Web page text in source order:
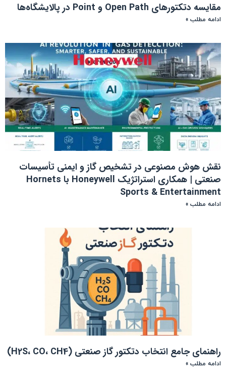
مقایسه دتکتورهای Open Path و Point در پالایشگاه‌ها
ادامه مطلب »
نقش هوش مصنوعی در تشخیص گاز و ایمنی تأسیسات
صنعتی | همکاری استراتژیک Honeywell با Hornets
Sports & Entertainment
ادامه مطلب »
راهنمای جامع انتخاب دتکتور گاز صنعتی (H2S، CO، CH4)
ادامه مطلب »